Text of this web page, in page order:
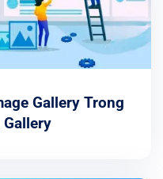
Gallery Trong